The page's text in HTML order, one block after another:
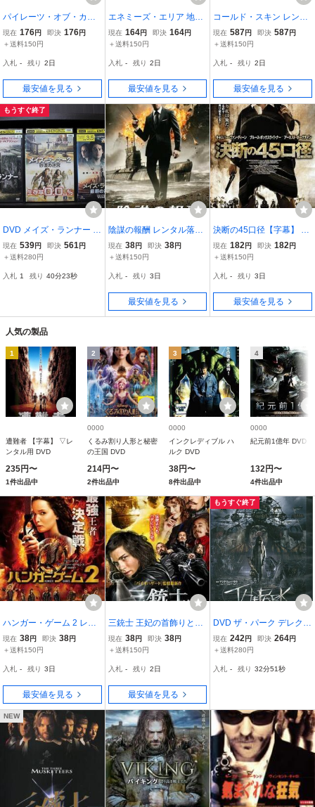
パイレーツ・オブ・カリ
ビアン ワールド・エンド
レンタル落ち 中古 DVD
現在 176円 即決 176円
＋送料150円
入札 - 残り 2日
最安値を見る
エネミーズ・エリア 地獄
の勇者たち レンタル落ち
中古 DVD
現在 164円 即決 164円
＋送料150円
入札 - 残り 2日
最安値を見る
コールド・スキン レンタ
ル落ち 中古 DVD
現在 587円 即決 587円
＋送料150円
入札 - 残り 2日
最安値を見る
もうすぐ終了
DVD メイズ・ランナー +
2 砂漠の迷宮 + 最期の迷
宮 全3巻 ※ケース無し発
現在 539円 即決 561円
＋送料280円
入札 1 残り 40分22秒
陰謀の報酬 レンタル落ち
中古 DVD
現在 38円 即決 38円
＋送料150円
入札 - 残り 3日
最安値を見る
決断の45口径【字幕】 レ
ンタル落ち 中古 DVD
現在 182円 即決 182円
＋送料150円
入札 - 残り 3日
最安値を見る
人気の製品
1
遭難者 【字幕】 ▽レ
ンタル用 DVD
235円〜
1件出品中
2
0000
くるみ割り人形と秘密
の王国 DVD
214円〜
2件出品中
3
0000
インクレディブル ハ
ルク DVD
38円〜
8件出品中
4
0000
紀元前1億年 DVD
132円〜
4件出品中
ハンガー・ゲーム 2 レン
タル落ち 中古 DVD
現在 38円 即決 38円
＋送料150円
入札 - 残り 3日
最安値を見る
三銃士 王妃の首飾りと
ダ・ヴィンチの飛行船 レ
ンタル落ち 中古 DVD
現在 38円 即決 38円
＋送料150円
入札 - 残り 2日
最安値を見る
もうすぐ終了
DVD ザ・パーク デレク・
ツァン レンタル落ち 中古
ZBB00273
現在 242円 即決 264円
＋送料280円
入札 - 残り 32分50秒
NEW